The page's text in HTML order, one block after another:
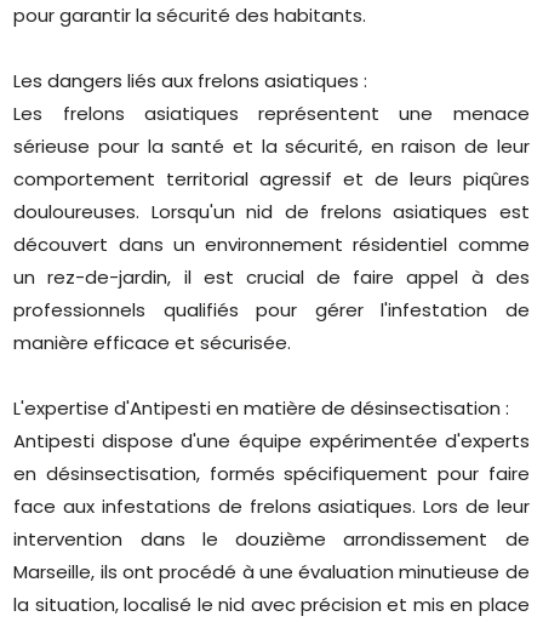
pour garantir la sécurité des habitants.
Les dangers liés aux frelons asiatiques :
Les frelons asiatiques représentent une menace
sérieuse pour la santé et la sécurité, en raison de leur
comportement territorial agressif et de leurs piqûres
douloureuses. Lorsqu'un nid de frelons asiatiques est
découvert dans un environnement résidentiel comme
un rez-de-jardin, il est crucial de faire appel à des
professionnels qualifiés pour gérer l'infestation de
manière efficace et sécurisée.
L'expertise d'Antipesti en matière de désinsectisation :
Antipesti dispose d'une équipe expérimentée d'experts
en désinsectisation, formés spécifiquement pour faire
face aux infestations de frelons asiatiques. Lors de leur
intervention dans le douzième arrondissement de
Marseille, ils ont procédé à une évaluation minutieuse de
la situation, localisé le nid avec précision et mis en place